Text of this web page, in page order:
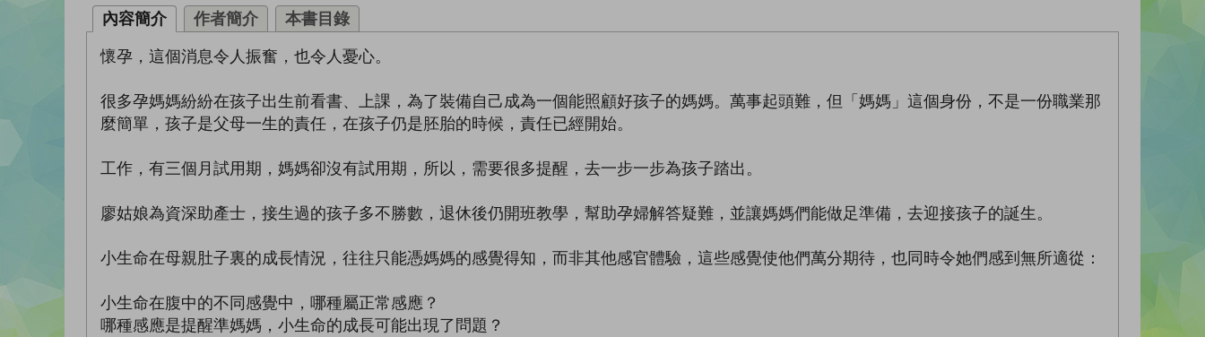
內容簡介 作者簡介 本書目錄
懷孕，這個消息令人振奮，也令人憂心。
很多孕媽媽紛紛在孩子出生前看書、上課，為了裝備自己成為一個能照顧好孩子的媽媽。萬事起頭難，但「媽媽」這個身份，不是一份職業那
麼簡單，孩子是父母一生的責任，在孩子仍是胚胎的時候，責任已經開始。
工作，有三個月試用期，媽媽卻沒有試用期，所以，需要很多提醒，去一步一步為孩子踏出。
廖姑娘為資深助產士，接生過的孩子多不勝數，退休後仍開班教學，幫助孕婦解答疑難，並讓媽媽們能做足準備，去迎接孩子的誕生。
小生命在母親肚子裏的成長情況，往往只能憑媽媽的感覺得知，而非其他感官體驗，這些感覺使他們萬分期待，也同時令她們感到無所適從：
小生命在腹中的不同感覺中，哪種屬正常感應？
哪種感應是提醒準媽媽，小生命的成長可能出現了問題？